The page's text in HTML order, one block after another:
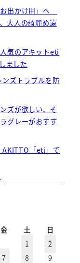
お出かけ用」へ
大人の綺麗め遠
気のアキットeti
ました
ズトラブルを防
ズが欲しい、そ
グレーがおすす
AKITTO「eti」で
金 土
日
1
2
7 8
9